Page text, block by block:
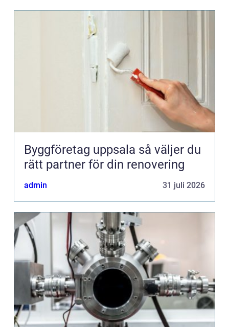
Byggföretag uppsala så väljer du
rätt partner för din renovering
admin 31 juli 2026